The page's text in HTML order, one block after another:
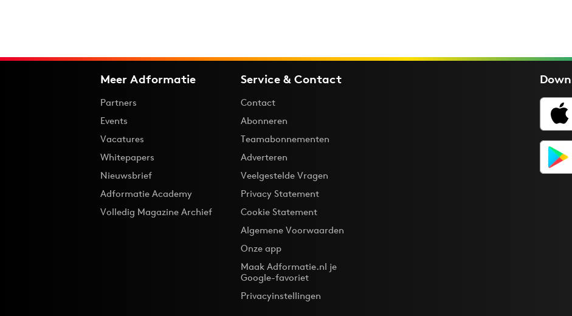
Meer Adformatie
Partners
Events
Vacatures
Whitepapers
Nieuwsbrief
Adformatie Academy
Volledig Magazine Archief
Service & Contact
Contact
Abonneren
Teamabonnementen
Adverteren
Veelgestelde Vragen
Privacy Statement
Cookie Statement
Algemene Voorwaarden
Onze app
Maak Adformatie.nl je
Google-favoriet
Privacyinstellingen